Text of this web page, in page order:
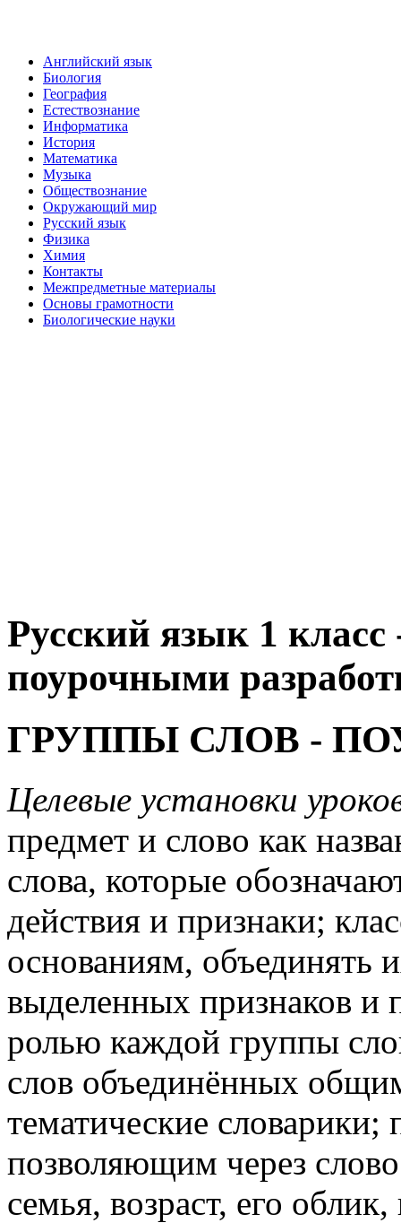
Английский язык
Биология
География
Естествознание
Информатика
История
Математика
Музыка
Обществознание
Окружающий мир
Русский язык
Физика
Химия
Контакты
Межпредметные материалы
Основы грамотности
Биологические науки
Русский язык 1 класс
поурочными
ГРУППЫ СЛОВ -
Целевые установки
предмет и слово как
слова, которые
действия и признаки;
основаниям, объединять
выделенных признаков и
ролью каждой группы
слов объединённых
тематические словарики;
позволяющим через
семья, возраст, его